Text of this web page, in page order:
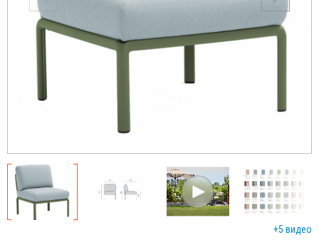
+5 видео